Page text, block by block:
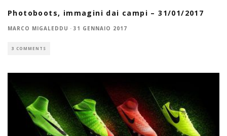
Photoboots, immagini dai campi – 31/01/2017
MARCO MIGALEDDU · 31 GENNAIO 2017
3 COMMENTS